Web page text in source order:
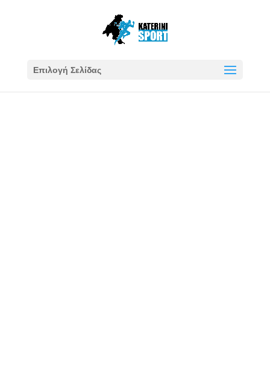
Επιλογή Σελίδας